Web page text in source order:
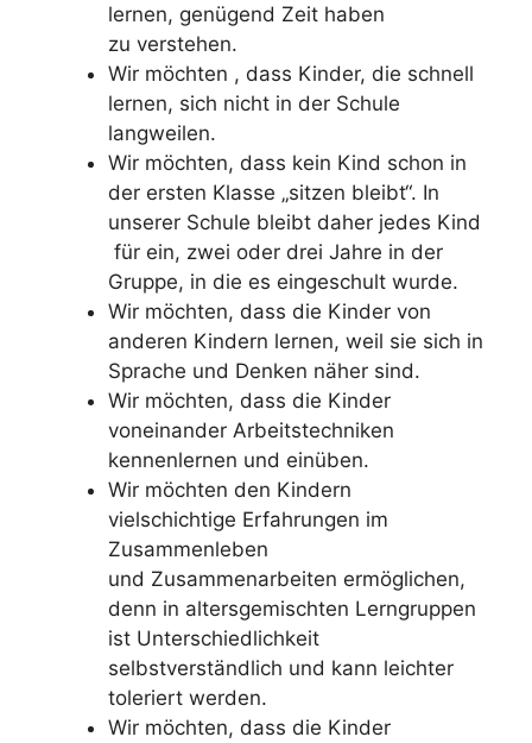
lernen, genügend Zeit haben
zu verstehen.
Wir möchten , dass Kinder, die schnell
lernen, sich nicht in der Schule
langweilen.
Wir möchten, dass kein Kind schon in
der ersten Klasse „sitzen bleibt“. In
unserer Schule bleibt daher jedes Kind
für ein, zwei oder drei Jahre in der
Gruppe, in die es eingeschult wurde.
Wir möchten, dass die Kinder von
anderen Kindern lernen, weil sie sich in
Sprache und Denken näher sind.
Wir möchten, dass die Kinder
voneinander Arbeitstechniken
kennenlernen und einüben.
Wir möchten den Kindern
vielschichtige Erfahrungen im
Zusammenleben
und Zusammenarbeiten ermöglichen,
denn in altersgemischten Lerngruppen
ist Unterschiedlichkeit
selbstverständlich und kann leichter
toleriert werden.
Wir möchten, dass die Kinder